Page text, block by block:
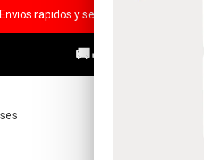
Envios rapidos y seguros a todo el pais.
🚚🔥ENVÍOS